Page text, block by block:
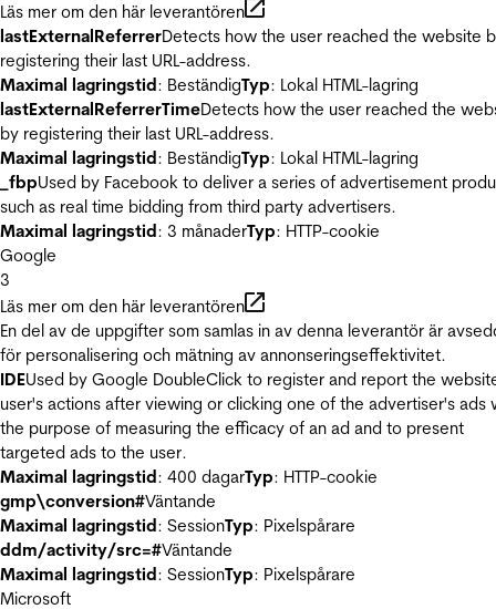
Läs mer om den här leverantören
lastExternalReferrerDetects how the user reached the website
registering their last URL-address.
Maximal lagringstid: BeständigTyp: Lokal HTML-lagring
lastExternalReferrerTimeDetects how the user reached the
by registering their last URL-address.
Maximal lagringstid: BeständigTyp: Lokal HTML-lagring
_fbpUsed by Facebook to deliver a series of advertisement
such as real time bidding from third party advertisers.
Maximal lagringstid: 3 månaderTyp: HTTP-cookie
Google
3
Läs mer om den här leverantören
En del av de uppgifter som samlas in av denna leverantör är
för personalisering och mätning av annonseringseffektivitet.
IDEUsed by Google DoubleClick to register and report the
user's actions after viewing or clicking one of the advertiser's ads
the purpose of measuring the efficacy of an ad and to present
targeted ads to the user.
Maximal lagringstid: 400 dagarTyp: HTTP-cookie
gmp\conversion#Väntande
Maximal lagringstid: SessionTyp: Pixelspårare
ddm/activity/src=#Väntande
Maximal lagringstid: SessionTyp: Pixelspårare
Microsoft